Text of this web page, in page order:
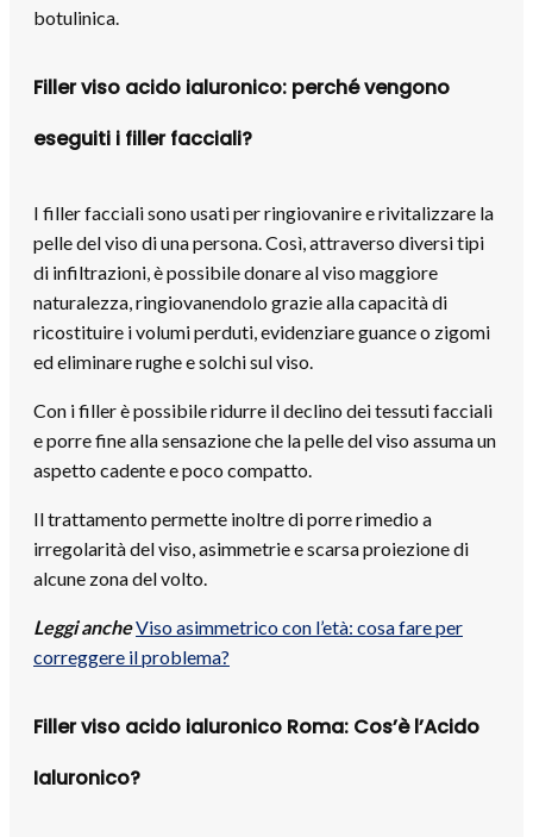
botulinica.
Filler viso acido ialuronico: perché vengono
eseguiti i filler facciali?
I filler facciali sono usati per ringiovanire e rivitalizzare la
pelle del viso di una persona. Così, attraverso diversi tipi
di infiltrazioni, è possibile donare al viso maggiore
naturalezza, ringiovanendolo grazie alla capacità di
ricostituire i volumi perduti, evidenziare guance o zigomi
ed eliminare rughe e solchi sul viso.
Con i filler è possibile ridurre il declino dei tessuti facciali
e porre fine alla sensazione che la pelle del viso assuma un
aspetto cadente e poco compatto.
Il trattamento permette inoltre di porre rimedio a
irregolarità del viso, asimmetrie e scarsa proiezione di
alcune zona del volto.
Leggi ancheViso asimmetrico con l’età: cosa fare per
correggere il problema?
Filler viso acido ialuronico Roma: Cos’è l’Acido
Ialuronico?